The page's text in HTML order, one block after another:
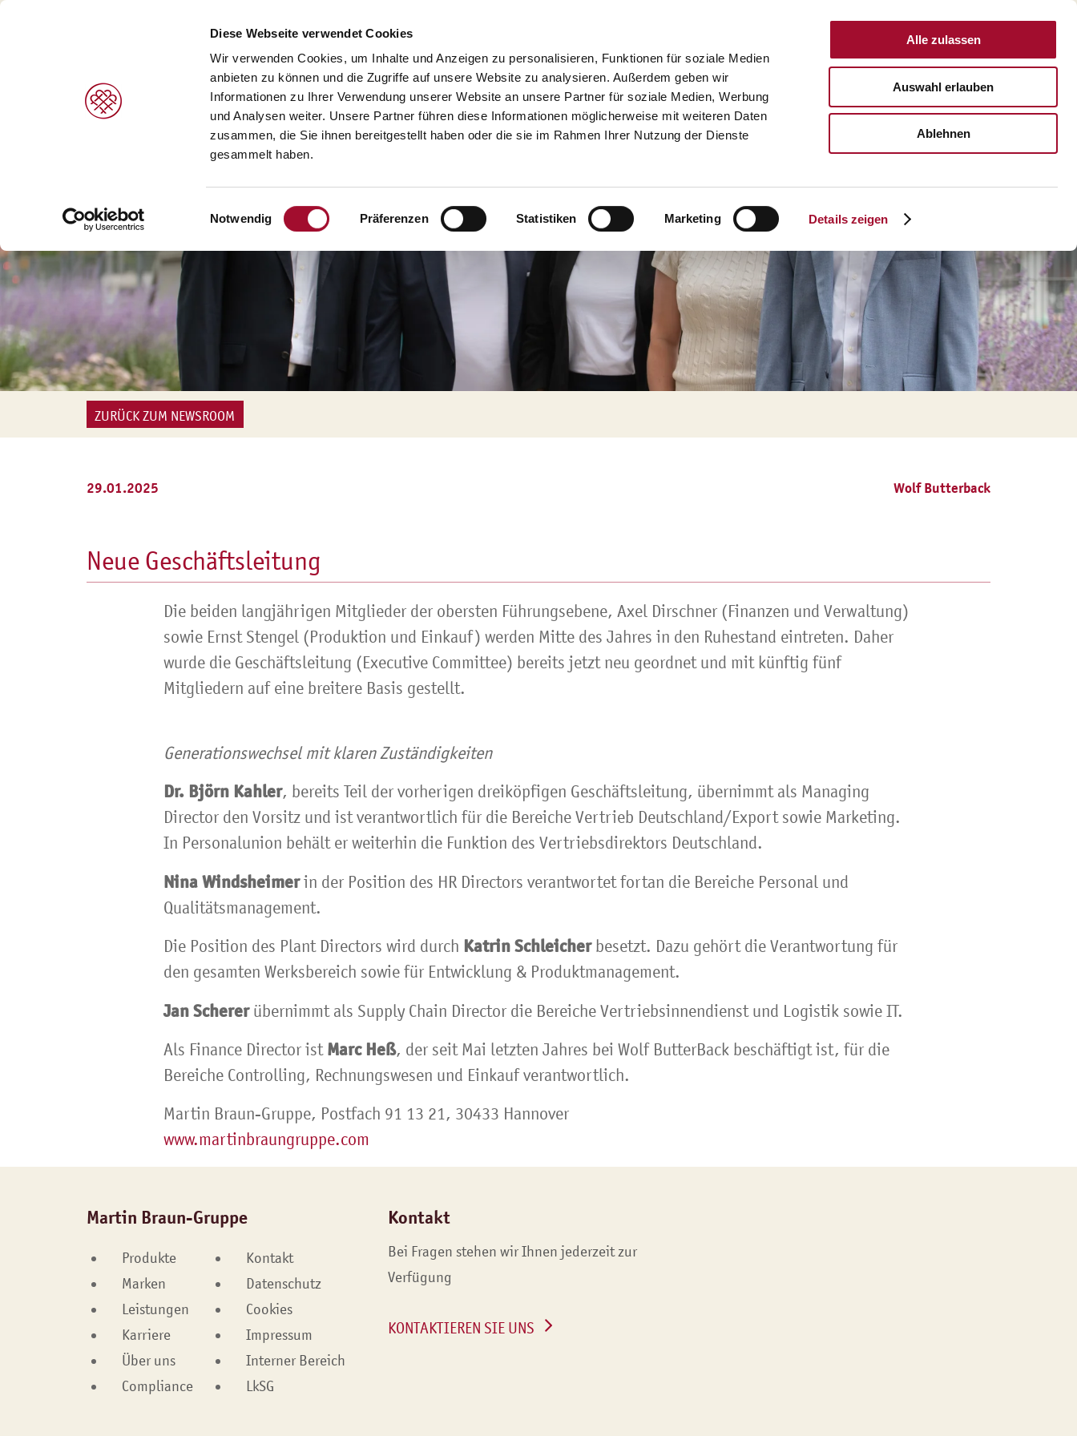
Diese Webseite verwendet Cookies
Wir verwenden Cookies, um Inhalte und Anzeigen zu personalisieren, Funktionen für soziale Medien
anbieten zu können und die Zugriffe auf unsere Website zu analysieren. Außerdem geben wir
Informationen zu Ihrer Verwendung unserer Website an unsere Partner für soziale Medien, Werbung
und Analysen weiter. Unsere Partner führen diese Informationen möglicherweise mit weiteren Daten
zusammen, die Sie ihnen bereitgestellt haben oder die sie im Rahmen Ihrer Nutzung der Dienste
gesammelt haben.
Einwilligungsauswahl
Notwendig Präferenzen Statistiken Marketing Details zeigen
Alle zulassen
Auswahl erlauben
Ablehnen
DEUTSCHLAND
PRODUKTE
Speiseeis >
Brot-/Brötchen-Spezialitäten >
MARKEN LEISTUNGEN KARRIERE
NEWS ÜBER UNS KONTAKT
ZURÜCK ZUM NEWSROOM
29.01.2025 Wolf Butterback
Neue Geschäftsleitung
Die beiden langjährigen Mitglieder der obersten Führungsebene, Axel Dirschner (Finanzen und Verwaltung)
sowie Ernst Stengel (Produktion und Einkauf) werden Mitte des Jahres in den Ruhestand eintreten. Daher
wurde die Geschäftsleitung (Executive Committee) bereits jetzt neu geordnet und mit künftig fünf
Mitgliedern auf eine breitere Basis gestellt.
Generationswechsel mit klaren Zuständigkeiten
Dr. Björn Kahler, bereits Teil der vorherigen dreiköpfigen Geschäftsleitung, übernimmt als Managing
Director den Vorsitz und ist verantwortlich für die Bereiche Vertrieb Deutschland/Export sowie Marketing.
In Personalunion behält er weiterhin die Funktion des Vertriebsdirektors Deutschland.
Nina Windsheimerin der Position des HR Directors verantwortet fortan die Bereiche Personal und
Qualitätsmanagement.
Die Position des Plant Directors wird durch Katrin Schleicherbesetzt. Dazu gehört die Verantwortung für
den gesamten Werksbereich sowie für Entwicklung & Produktmanagement.
Jan Schererübernimmt als Supply Chain Director die Bereiche Vertriebsinnendienst und Logistik sowie IT.
Als Finance Director ist Marc Heß, der seit Mai letzten Jahres bei Wolf ButterBack beschäftigt ist, für die
Bereiche Controlling, Rechnungswesen und Einkauf verantwortlich.
Martin Braun-Gruppe, Postfach 91 13 21, 30433 Hannover
www.martinbraungruppe.com
Martin Braun-Gruppe
Produkte
Kontakt
Marken
Datenschutz
Leistungen
Cookies
Karriere
Impressum
Über uns
Interner Bereich
Compliance
LkSG
Kontakt
Bei Fragen stehen wir Ihnen jederzeit zur
Verfügung
KONTAKTIEREN SIE UNS